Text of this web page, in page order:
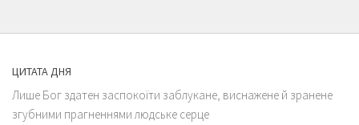
ЦИТАТА ДНЯ
Лише Бог здатен заспокоїти заблукане, виснажене й зранене
згубними прагненнями людське серце